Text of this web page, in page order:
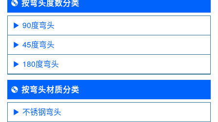
按弯头度数分类
90度弯头
45度弯头
180度弯头
按弯头材质分类
不锈钢弯头